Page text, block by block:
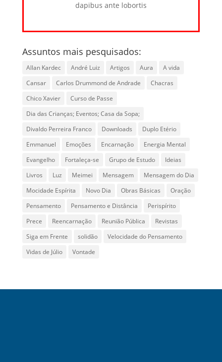
dapibus ante lobortis
Assuntos mais pesquisados:
Allan Kardec André Luiz Artigos Aura
A vida
Cansar
Carlos Drummond de Andrade
Chacras
Chico Xavier
Curso de Passe
Dia das Crianças; Eventos; Casa da Sopa;
Divaldo Perreira Franco
Downloads
Duplo Etério
Emmanuel
Emoções Encarnação
Energia Mental
Evangelho
Fortaleça-se Grupo de Estudo
Ideias
Livros
Luz Meimei Mensagem
Mensagem do Dia
Mocidade Espírita
Novo Dia Obras Básicas
Oração
Pensamento
Pensamento e Distância
Perispírito
Prece
Reencarnação Reunião Pública
Revistas
Siga em Frente
solidão
Velocidade do Pensamento
Vidas de Júlio
Vontade